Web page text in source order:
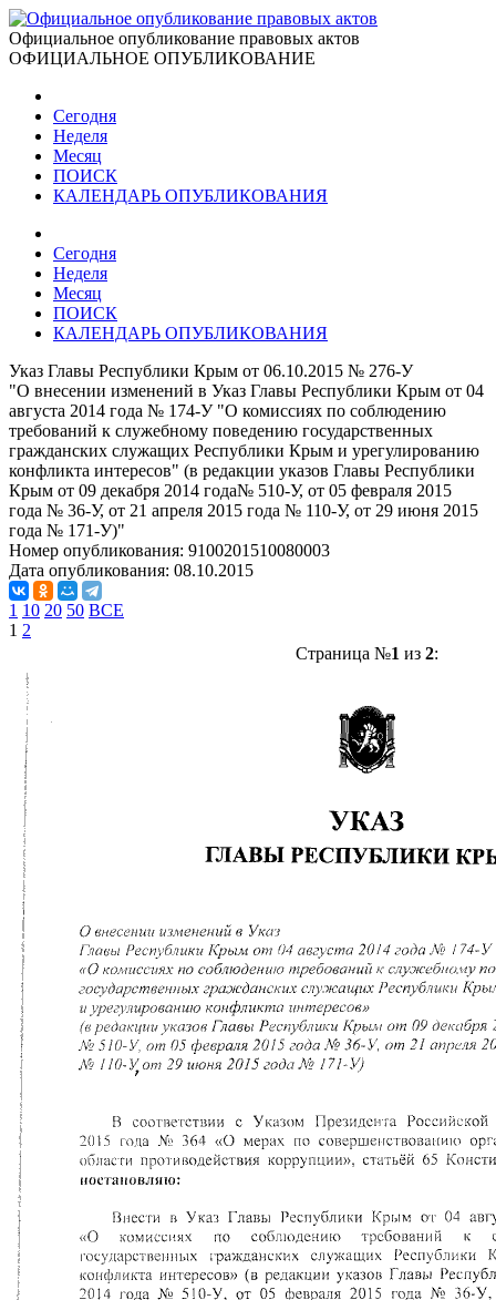
Официальное опубликование правовых актов
ОФИЦИАЛЬНОЕ ОПУБЛИКОВАНИЕ
Сегодня
Неделя
Месяц
ПОИСК
КАЛЕНДАРЬ ОПУБЛИКОВАНИЯ
Сегодня
Неделя
Месяц
ПОИСК
КАЛЕНДАРЬ ОПУБЛИКОВАНИЯ
Указ Главы Республики Крым от 06.10.2015 № 276-У
"О внесении изменений в Указ Главы Республики Крым от 04
августа 2014 года № 174-У "О комиссиях по соблюдению
требований к служебному поведению государственных
гражданских служащих Республики Крым и урегулированию
конфликта интересов" (в редакции указов Главы Республики
Крым от 09 декабря 2014 года№ 510-У, от 05 февраля 2015
года № 36-У, от 21 апреля 2015 года № 110-У, от 29 июня 2015
года № 171-У)"
Номер опубликования: 9100201510080003
Дата опубликования: 08.10.2015
1 10 20 50 ВСЕ
1 2
Страница №1 из 2: